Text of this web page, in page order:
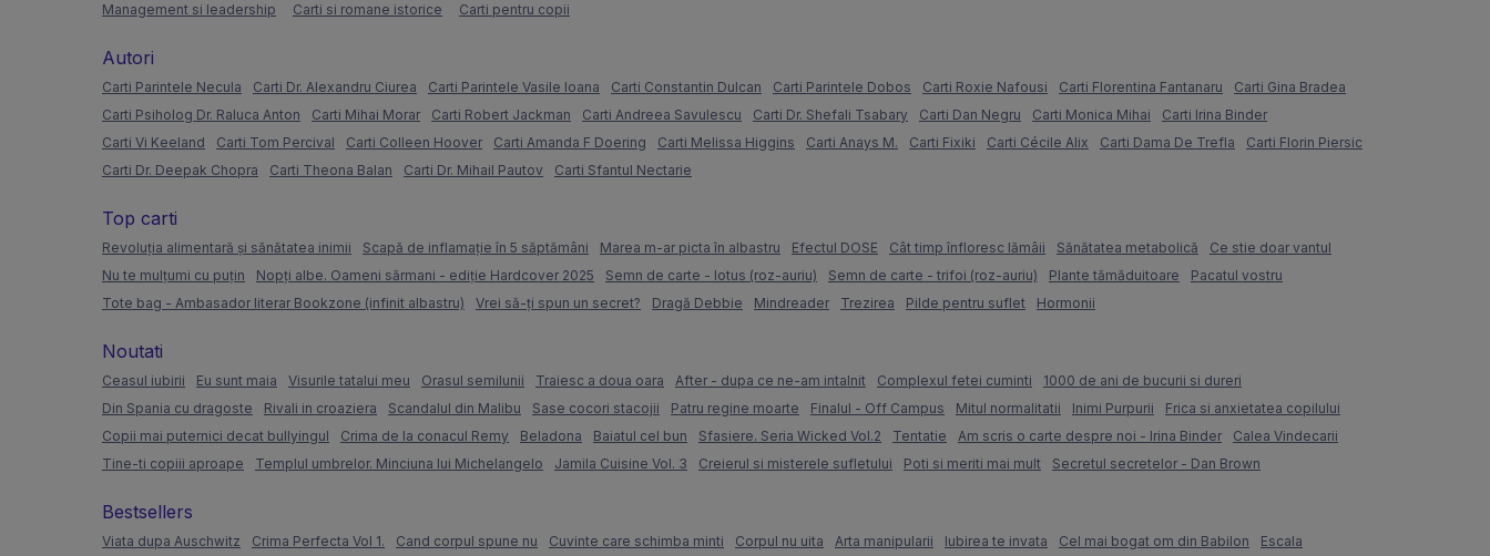
Management si leadership
Carti si romane istorice Carti pentru copii
Autori
Carti Parintele Necula Carti Dr. Alexandru Ciurea Carti Parintele Vasile Ioana Carti Constantin Dulcan Carti Parintele Dobos Carti Roxie Nafousi Carti Florentina Fantanaru
Carti Gina Bradea
Carti Psiholog Dr. Raluca Anton
Carti Mihai Morar Carti Robert Jackman Carti Andreea Savulescu Carti Dr. Shefali Tsabary Carti Dan Negru Carti Monica Mihai
Carti Irina Binder
Carti Vi Keeland
Carti Tom Percival Carti Colleen Hoover Carti Amanda F Doering Carti Melissa Higgins Carti Anays M. Carti Fixiki Carti Cécile Alix Carti Dama De Trefla
Carti Florin Piersic
Carti Dr. Deepak Chopra
Carti Theona Balan Carti Dr. Mihail Pautov Carti Sfantul Nectarie
Top carti
Revoluția alimentară și sănătatea inimii Scapă de inflamație în 5 săptămâni Marea m-ar picta în albastru Efectul DOSE Cât timp înfloresc lămâii Sănătatea metabolică
Ce stie doar vantul
Nu te mulțumi cu puțin
Nopți albe. Oameni sărmani - ediție Hardcover 2025 Semn de carte - lotus (roz-auriu) Semn de carte - trifoi (roz-auriu) Plante tămăduitoare
Pacatul vostru
Tote bag - Ambasador literar Bookzone (infinit albastru)
Vrei să-ți spun un secret? Dragă Debbie Mindreader Trezirea Pilde pentru suflet Hormonii
Noutati
Ceasul iubirii Eu sunt maia Visurile tatalui meu Orasul semilunii Traiesc a doua oara After - dupa ce ne-am intalnit Complexul fetei cuminti
1000 de ani de bucurii si dureri
Din Spania cu dragoste
Rivali in croaziera Scandalul din Malibu Sase cocori stacojii Patru regine moarte Finalul - Off Campus Mitul normalitatii Inimi Purpurii
Frica si anxietatea copilului
Copii mai puternici decat bullyingul
Crima de la conacul Remy Beladona Baiatul cel bun Sfasiere. Seria Wicked Vol.2 Tentatie Am scris o carte despre noi - Irina Binder
Calea Vindecarii
Tine-ti copiii aproape
Templul umbrelor. Minciuna lui Michelangelo Jamila Cuisine Vol. 3 Creierul si misterele sufletului Poti si meriti mai mult Secretul secretelor - Dan Brown
Bestsellers
Viata dupa Auschwitz Crima Perfecta Vol 1. Cand corpul spune nu Cuvinte care schimba minti Corpul nu uita Arta manipularii Iubirea te invata Cel mai bogat om din Babilon Escala